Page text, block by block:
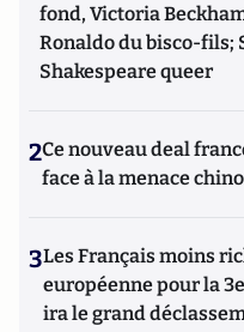
fond, Victoria
Ronaldo du bisco-fils;
Shakespeare queer
2Ce nouveau deal
face à la menace
3Les Français moins
européenne pour la
ira le grand